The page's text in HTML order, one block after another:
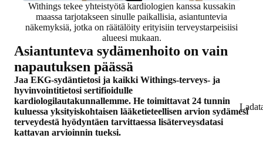
Withings tekee yhteistyötä kardiologien kanssa kussakin
maassa tarjotakseen sinulle paikallisia, asiantuntevia
näkemyksiä, jotka on räätälöity erityisiin terveystarpeisiisi
alueesi mukaan.
Asiantunteva sydämenhoito on vain
napautuksen päässä
Jaa EKG-sydäntietosi ja kaikki Withings-terveys- ja
hyvinvointitietosi sertifioidulle
kardiologilautakunnallemme. He toimittavat 24 tunnin
kuluessa yksityiskohtaisen lääketieteellisen arvion sydämesi
terveydestä hyödyntäen tarvittaessa lisäterveysdatasi
kattavan arvioinnin tueksi.